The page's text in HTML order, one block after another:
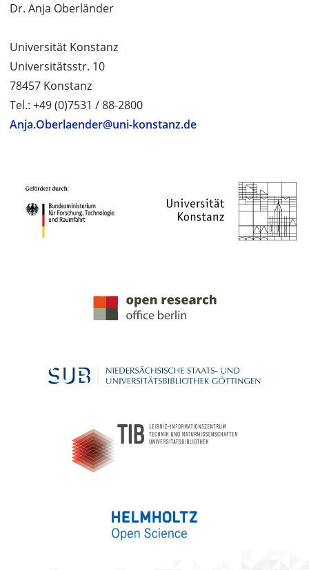
Dr. Anja Oberländer
Universität Konstanz
Universitätsstr. 10
78457 Konstanz
Tel.: +49 (0)7531 / 88-2800
Anja.Oberlaender@uni-konstanz.de